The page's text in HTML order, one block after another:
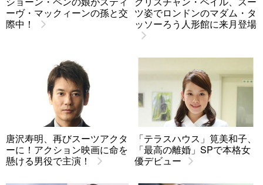
ーヴ・マックィーンの孫と交
際中！
ツ姿でロンドンのマダム・タ
ッソーろう人形館に来月登場
唐沢寿明、再びスーツアクタ
ーに！アクション映画に命を
懸ける男役で主演！
「テラスハウス」筧美和子、
「最高の離婚」SPで本格女
優デビュー